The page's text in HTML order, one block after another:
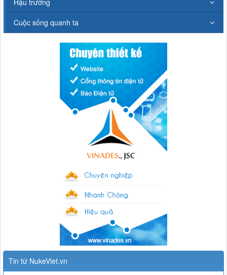
Hậu trường
Cuộc sống quanh ta
Tin từ NukeViet.vn